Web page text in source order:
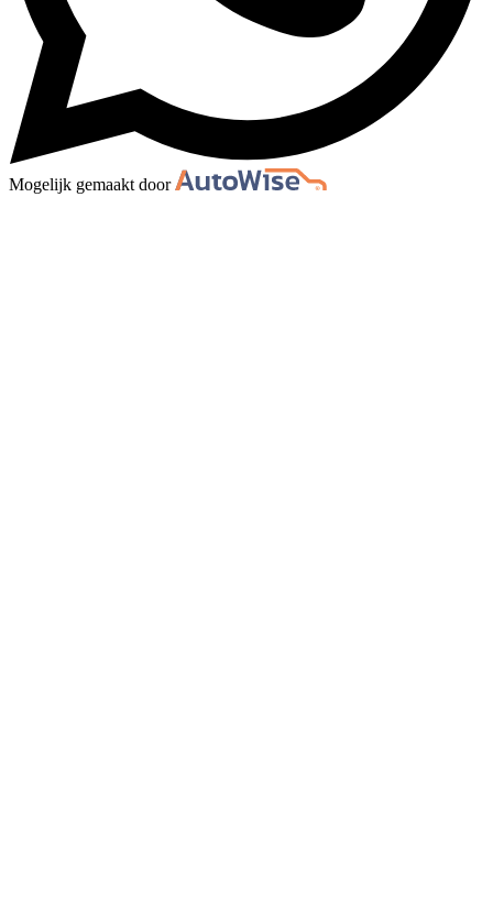
Mogelijk gemaakt door